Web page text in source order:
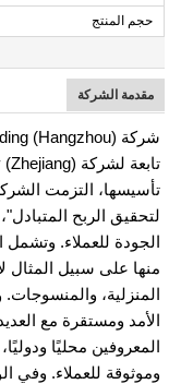
حجم المنتج
مقدمة الشركة
تأسيسها، التزمت
لتحقيق الربح
الجودة للعملاء. وتشمل
منها على سبيل المثال
المنزلية،
الأمد ومستقرة مع
المعروفين محليًا
وموثوقة للعملاء. وفي